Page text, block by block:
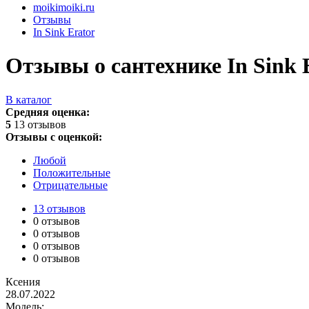
moikimoiki.ru
Отзывы
In Sink Erator
Отзывы о сантехнике In Sink
В каталог
Средняя оценка:
5 13 отзывов
Отзывы с оценкой:
Любой
Положительные
Отрицательные
13 отзывов
0 отзывов
0 отзывов
0 отзывов
0 отзывов
Ксения
28.07.2022
Модель: